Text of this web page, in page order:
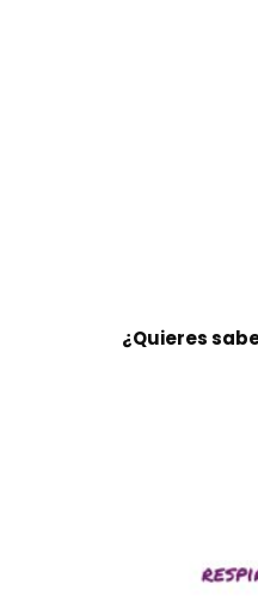
¿Quieres